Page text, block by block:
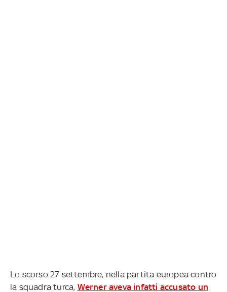
Lo scorso 27 settembre, nella partita europea contro
la squadra turca, Werner aveva infatti accusato un